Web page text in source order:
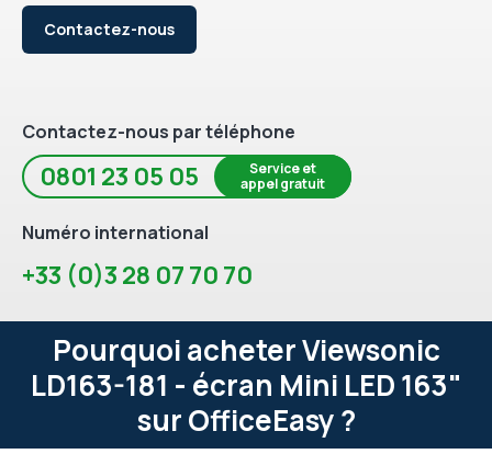
Contactez-nous
Contactez-nous par téléphone
0801 23 05 05
Service et
appel gratuit
Numéro international
+33 (0)3 28 07 70 70
Pourquoi acheter Viewsonic
LD163-181 - écran Mini LED 163"
sur OfficeEasy ?